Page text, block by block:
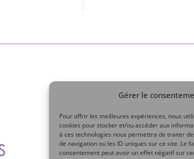
Gérer le
Pour offrir les meilleures expériences, nous
cookies pour stocker et/ou accéder aux
à ces technologies nous permettra de traiter
de navigation ou les ID uniques sur ce site. Le
consentement peut avoir un effet négatif sur